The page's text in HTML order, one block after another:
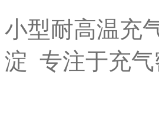
小型耐高温充
淀 专注于充